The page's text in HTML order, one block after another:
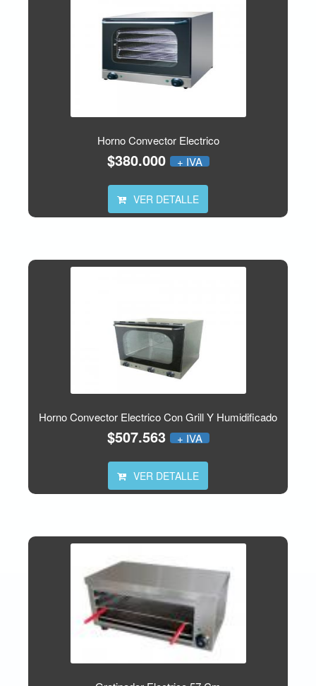
Horno Convector Electrico
$380.000 + IVA
VER DETALLE
Horno Convector Electrico Con Grill Y Humidificado
$507.563 + IVA
VER DETALLE